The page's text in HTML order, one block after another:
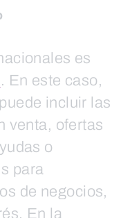
es
. En este caso,
incluir las
venta, ofertas
o
para
de negocios,
En la